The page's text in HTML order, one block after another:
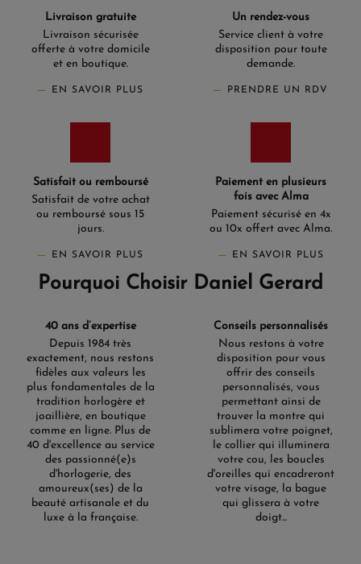
Livraison gratuite
Livraison sécurisée
offerte à votre domicile
et en boutique.
EN SAVOIR PLUS
Un rendez-vous
Service client à votre
disposition pour toute
demande.
PRENDRE UN RDV
Satisfait ou remboursé
Satisfait de votre achat
ou remboursé sous 15
jours.
EN SAVOIR PLUS
Paiement en plusieurs
fois avec Alma
Paiement sécurisé en 4x
ou 10x offert avec Alma.
EN SAVOIR PLUS
Pourquoi Choisir Daniel Gerard
40 ans d’expertise
Depuis 1984 très
exactement, nous restons
fidèles aux valeurs les
plus fondamentales de la
tradition horlogère et
joaillière, en boutique
comme en ligne. Plus de
40 d'excellence au service
des passionné(e)s
d'horlogerie, des
amoureux(ses) de la
beauté artisanale et du
luxe à la française.
Conseils personnalisés
Nous restons à votre
disposition pour vous
offrir des conseils
personnalisés, vous
permettant ainsi de
trouver la montre qui
sublimera votre poignet,
le collier qui illuminera
votre cou, les boucles
d'oreilles qui encadreront
votre visage, la bague
qui glissera à votre
doigt...